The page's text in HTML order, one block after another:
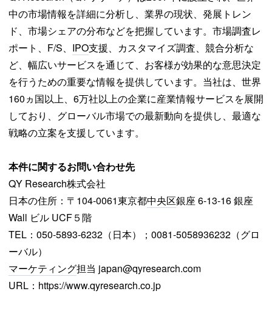
中の市場情報を詳細に分析し、業界の現状、発展トレン
ド、市場シェアの分布などを把握しています。市場調査レ
ポート、F/S、 IPO支援、カスタマイズ調査、競合分析な
ど、幅広いサービスを通じて、お客様が効果的な意思決定
を行うための重要な情報を提供しています。当社は、世界
160ヵ国以上、6万社以上の企業に産業情報サービスを展開
しており、グローバル市場での最新動向を提供し、最適な
戦略の立案を支援しています。
本件に関するお問い合わせ先
QY Research株式会社
日本の住所：〒104-0061東京都中央区銀座 6-13-16 銀座
Wall ビル UCF５階
TEL：050-5893-6232（日本）；0081-5058936232（グロ
ーバル）
マーケティング担当 japan@qyresearch.com
URL： https://www.qyresearch.co.jp